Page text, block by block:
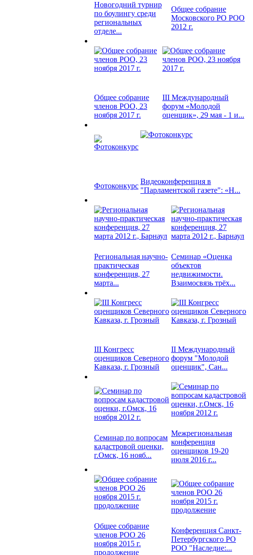
Новогодний турнир
по боулингу среди
региональных
отделе...
Общее собрание
Московского РО РОО
2012 г.
Общее собрание
членов РОО, 23
ноября 2017 г.
III Международный
форум «Молодой
оценщик», 29 мая - 1 и...
Фотоконкурс
Видеоконференция в
"Парламентской газете": «Н...
Региональная научно-
практическая
конференция, 27
марта...
Семинар «Оценка
объектов
недвижимости.
Взаимосвязь трёх...
III Конгресс
оценщиков Северного
Кавказа, г. Грозный
II Международный
форум "Молодой
оценщик", Сан...
Семинар по вопросам
кадастровой оценки,
г.Омск, 16 нояб...
Межрегиональная
конференция
оценщиков 19-20
июля 2016 г...
Общее собрание
членов РОО 26
ноября 2015 г.
продолжение
Конференция Санкт-
Петербургского РО
РОО "Наследие:...